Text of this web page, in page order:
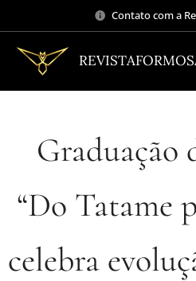
Contato com a
Graduação
“Do Tatame
celebra